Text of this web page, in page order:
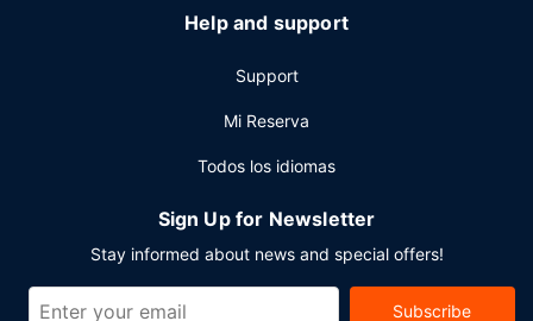
tienes a tu disposición 39 metros cuadrados de espacio
con zona para conferencias y salas de reuniones. Hay un
Help and support
Support
Mi Reserva
Todos los idiomas
Sign Up for Newsletter
Stay informed about news and special offers!
Subscribe